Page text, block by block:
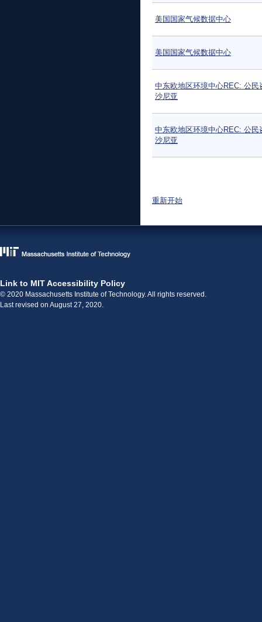
美国国家气候数据中心
美国国家气候数据中心
中东欧地区环境中心REC: 公民
沙尼亚
中东欧地区环境中心REC: 公民
沙尼亚
重新开始
Link to MIT Accessibility Policy
© 2020 Massachusetts Institute of Technology. All rights reserved.
Last revised on August 27, 2020.